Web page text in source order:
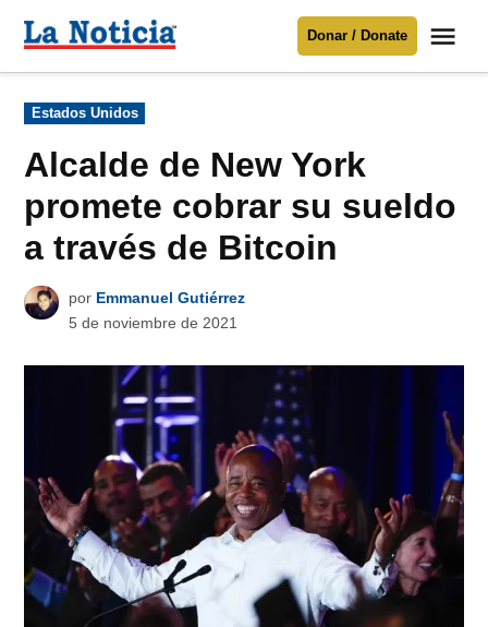
Para mantenerte informado necesitamos
Donar
contenido
Noticia
Donar / Donate
Publicado
en
Estados Unidos
Alcalde de New York
promete cobrar su sueldo
a través de Bitcoin
por Emmanuel Gutiérrez
5 de noviembre de 2021